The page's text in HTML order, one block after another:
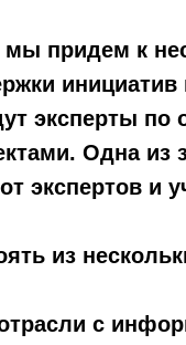
мы придем к
инициатив
эксперты по
Одна из
экспертов и
из
с